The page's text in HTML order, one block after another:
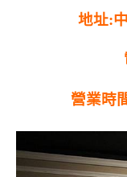
地址:
營業時